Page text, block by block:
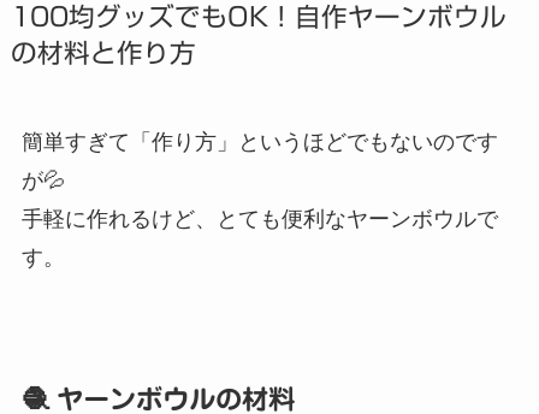
100均グッズでもOK！自作ヤーンボウル
の材料と作り方
簡単すぎて「作り方」というほどでもないのです
が💦
手軽に作れるけど、とても便利なヤーンボウルで
す。
🧶 ヤーンボウルの材料